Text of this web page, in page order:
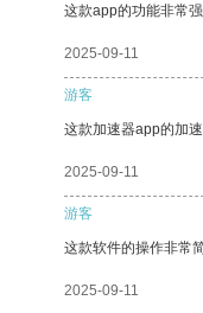
这款app的功能非常
2025-09-11
游客
这款加速器app的加
2025-09-11
游客
这款软件的操作非常
2025-09-11